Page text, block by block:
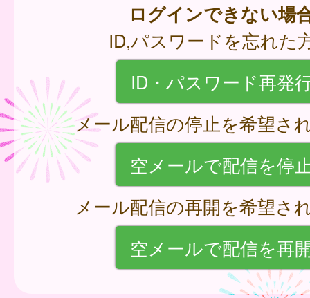
ログインできない場
ID,パスワードを忘れた
ID・パスワード再発
メール配信の停止を希望さ
空メールで配信を停
メール配信の再開を希望さ
空メールで配信を再